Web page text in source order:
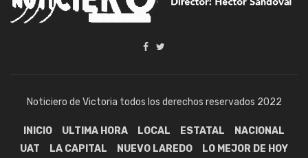
Noticiero de Victoria todos los derechos reservados 2022
INICIO ULTIMA HORA LOCAL ESTATAL
NACIONAL
UAT
LA CAPITAL NUEVO LAREDO LO MEJOR DE HOY